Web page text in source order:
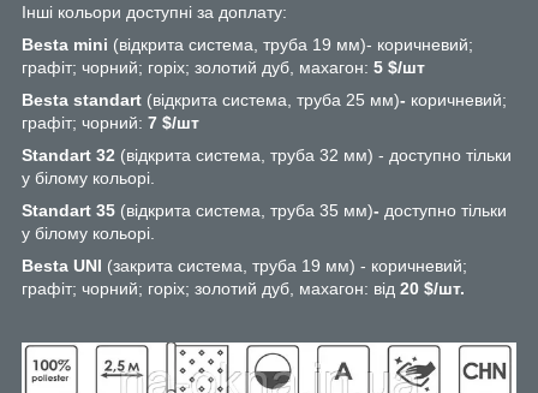
Інші кольори доступні за доплату:
Besta mini (відкрита система, труба 19 мм)- коричневий;
графіт; чорний; горіх; золотий дуб, махагон: 5 $/шт
Besta standart (відкрита система, труба 25 мм)- коричневий;
графіт; чорний: 7 $/шт
Standart 32 (відкрита система, труба 32 мм) - доступно тільки
у білому кольорі.
Standart 35 (відкрита система, труба 35 мм)- доступно тільки
у білому кольорі.
Besta UNI (закрита система, труба 19 мм) - коричневий;
графіт; чорний; горіх; золотий дуб, махагон: від 20 $/шт.